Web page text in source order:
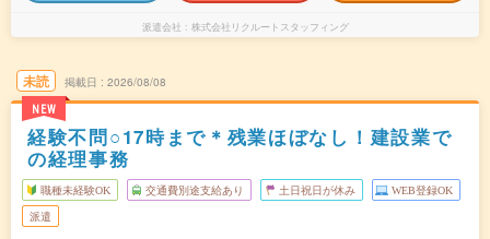
派遣会社 株式会社リクルートスタッフィング
未読
NEW
掲載日 2026/08/08
経験不問○17時まで＊残業ほぼなし！建設業で
の経理事務
職種未経験OK 交通費別途支給あり 土日祝日が休み WEB登録OK
派遣